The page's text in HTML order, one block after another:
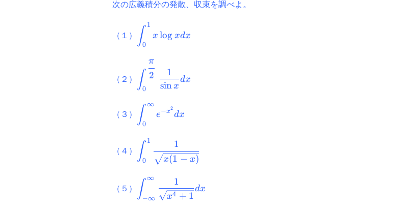
次の広義積分の発散、収束を調べよ。
（１）
\displaystyle
\int_0^1 x
∫0
1
x log xdx
（２）
\displaystyle
\int_0^{\dfrac{\pi}
{2}} \dfrac{1}{\sin
⁡x} dx
∫0
2
π
sinx
1
dx
（３）
\displaystyle
\int_0^{\infty}
∫0
∞
e−x2
dx
（４）
\displaystyle
\int_0^1
\dfrac{1}
{\sqrt{x(1-
x)}}
∫0
1
x(1 − x)
1
（５）
\displaystyle
\int_{-
∫−∞
∞
x4 + 1
1
dx